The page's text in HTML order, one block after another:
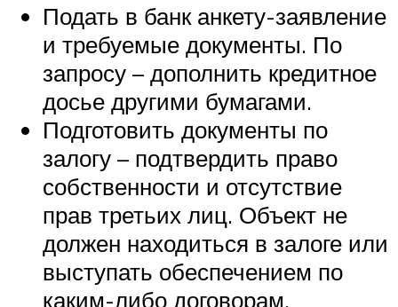
Подать в банк анкету-заявление
и требуемые документы. По
запросу – дополнить кредитное
досье другими бумагами.
Подготовить документы по
залогу – подтвердить право
собственности и отсутствие
прав третьих лиц. Объект не
должен находиться в залоге или
выступать обеспечением по
каким-либо договорам.